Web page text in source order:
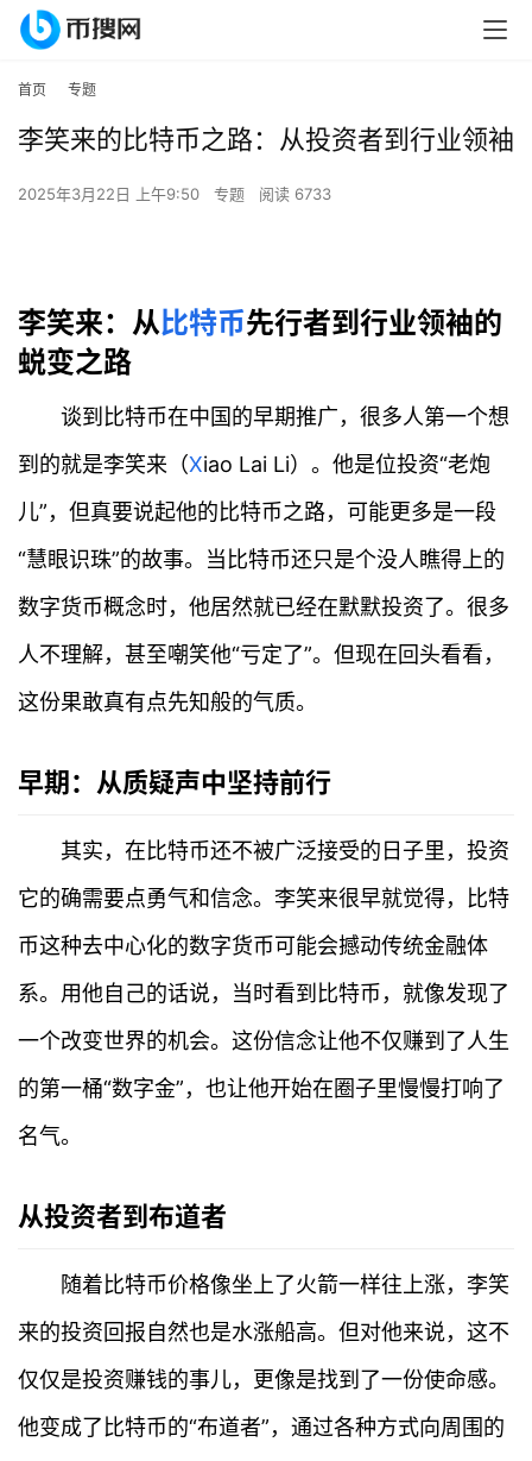
首页 专题
李笑来的比特币之路：从投资者到行业领袖
2025年3月22日 上午9:50 专题 阅读 6733
李笑来：从比特币先行者到行业领袖的
蜕变之路
谈到比特币在中国的早期推广，很多人第一个想
到的就是李笑来（Xiao Lai Li）。他是位投资“老炮
儿”，但真要说起他的比特币之路，可能更多是一段
“慧眼识珠”的故事。当比特币还只是个没人瞧得上的
数字货币概念时，他居然就已经在默默投资了。很多
人不理解，甚至嘲笑他“亏定了”。但现在回头看看，
这份果敢真有点先知般的气质。
早期：从质疑声中坚持前行
其实，在比特币还不被广泛接受的日子里，投资
它的确需要点勇气和信念。李笑来很早就觉得，比特
币这种去中心化的数字货币可能会撼动传统金融体
系。用他自己的话说，当时看到比特币，就像发现了
一个改变世界的机会。这份信念让他不仅赚到了人生
的第一桶“数字金”，也让他开始在圈子里慢慢打响了
名气。
从投资者到布道者
随着比特币价格像坐上了火箭一样往上涨，李笑
来的投资回报自然也是水涨船高。但对他来说，这不
仅仅是投资赚钱的事儿，更像是找到了一份使命感。
他变成了比特币的“布道者”，通过各种方式向周围的